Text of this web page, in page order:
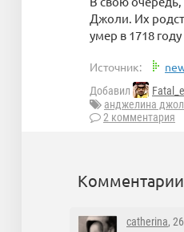
Джоли. Их
умер в 1718
Источник:
Добавил
анджелина
2 комментария
Комментарии
catherina,